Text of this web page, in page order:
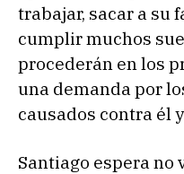
trabajar, sacar a su
cumplir muchos
procederán en los
una demanda por
causados contra él
Santiago espera no